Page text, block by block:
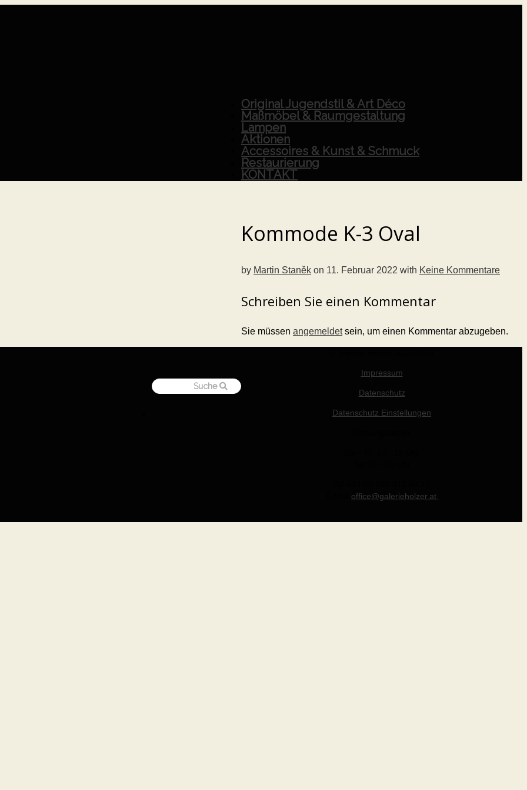
Original Jugendstil & Art Déco
Maßmöbel & Raumgestaltung
Lampen
Aktionen
Accessoires & Kunst & Schmuck
Restaurierung
KONTAKT
Kommode K-3 Oval
by Martin Staněk on 11. Februar 2022 with Keine Kommentare
Schreiben Sie einen Kommentar
Sie müssen angemeldetsein, um einen Kommentar abzugeben.
Impressum
Datenschutz
Datenschutz Einstellungen
office@galerieholzer.at